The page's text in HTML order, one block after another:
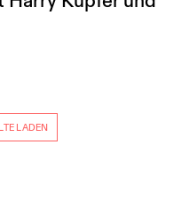
LADEN